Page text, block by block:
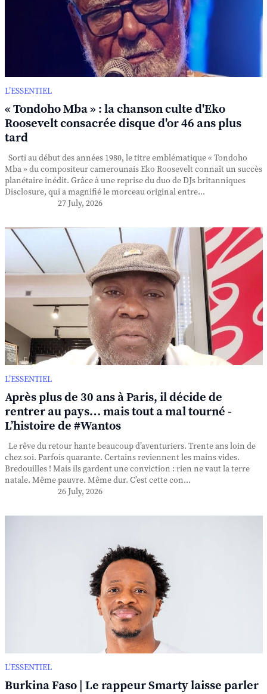
L’ESSENTIEL
« Tondoho Mba » : la chanson culte d'Eko
Roosevelt consacrée disque d'or 46 ans plus
tard
Sorti au début des années 1980, le titre emblématique « Tondoho
Mba » du compositeur camerounais Eko Roosevelt connaît un succès
planétaire inédit. Grâce à une reprise du duo de DJs britanniques
Disclosure, qui a magnifié le morceau original entre...
27 July, 2026
L’ESSENTIEL
Après plus de 30 ans à Paris, il décide de
rentrer au pays… mais tout a mal tourné -
L’histoire de #Wantos
Le rêve du retour hante beaucoup d’aventuriers. Trente ans loin de
chez soi. Parfois quarante. Certains reviennent les mains vides.
Bredouilles ! Mais ils gardent une conviction : rien ne vaut la terre
natale. Même pauvre. Même dur. C’est cette con...
26 July, 2026
L’ESSENTIEL
Burkina Faso | Le rappeur Smarty laisse parler